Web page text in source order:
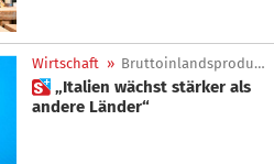
Wirtschaft » Bruttoinlandsprodukt
 „Italien wächst stärker als
andere Länder“